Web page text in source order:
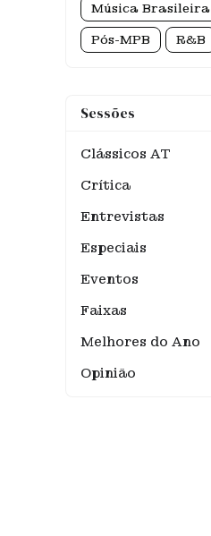
Música Brasileira
Pós-MPB R&B
Sessões
Clássicos AT
Crítica
Entrevistas
Especiais
Eventos
Faixas
Melhores do Ano
Opinião